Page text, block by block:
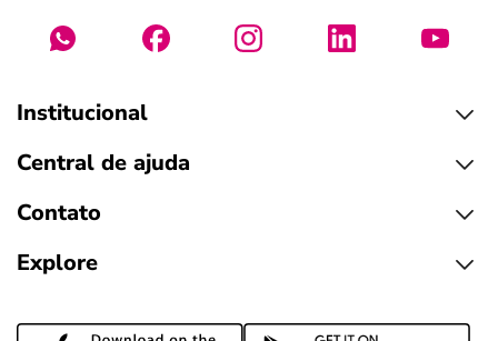
Institucional
Central de ajuda
Contato
Explore